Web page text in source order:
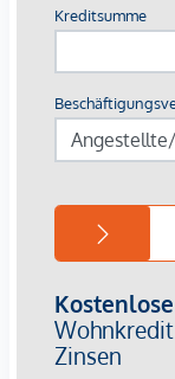
Die Lage
ca. 10 Minuten
Die öffentliche
Über die
Hauptbahnhof,
Graz